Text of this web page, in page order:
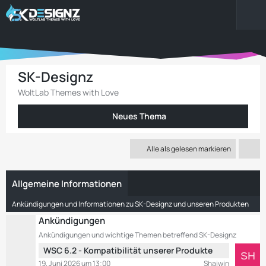
SK-Designz
WoltLab Themes with Love
Neues Thema
Alle als gelesen markieren
Allgemeine Informationen
Ankündigungen und Informationen zu SK-Designz und unseren Produkten
Ankündigungen
Ankündigungen und wichtige Themen betreffend SK-Designz
e
WSC 6.2 - Kompatibilität unserer Produkte
Shaiwin
19. Juni 2026 um 13:00